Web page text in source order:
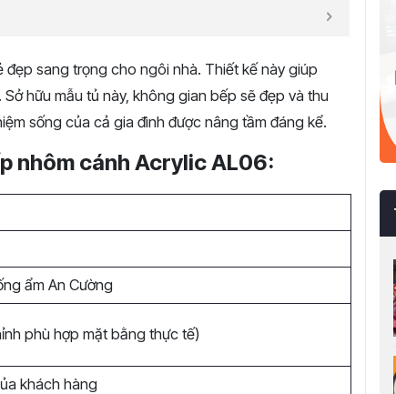
đẹp sang trọng cho ngôi nhà. Thiết kế này giúp
Sở hữu mẫu tủ này, không gian bếp sẽ đẹp và thu
sống của cả gia đình được nâng tầm đáng kể.
nhôm cánh Acrylic AL06:
ẩm An Cường
phù hợp mặt bằng thực tế)
khách hàng